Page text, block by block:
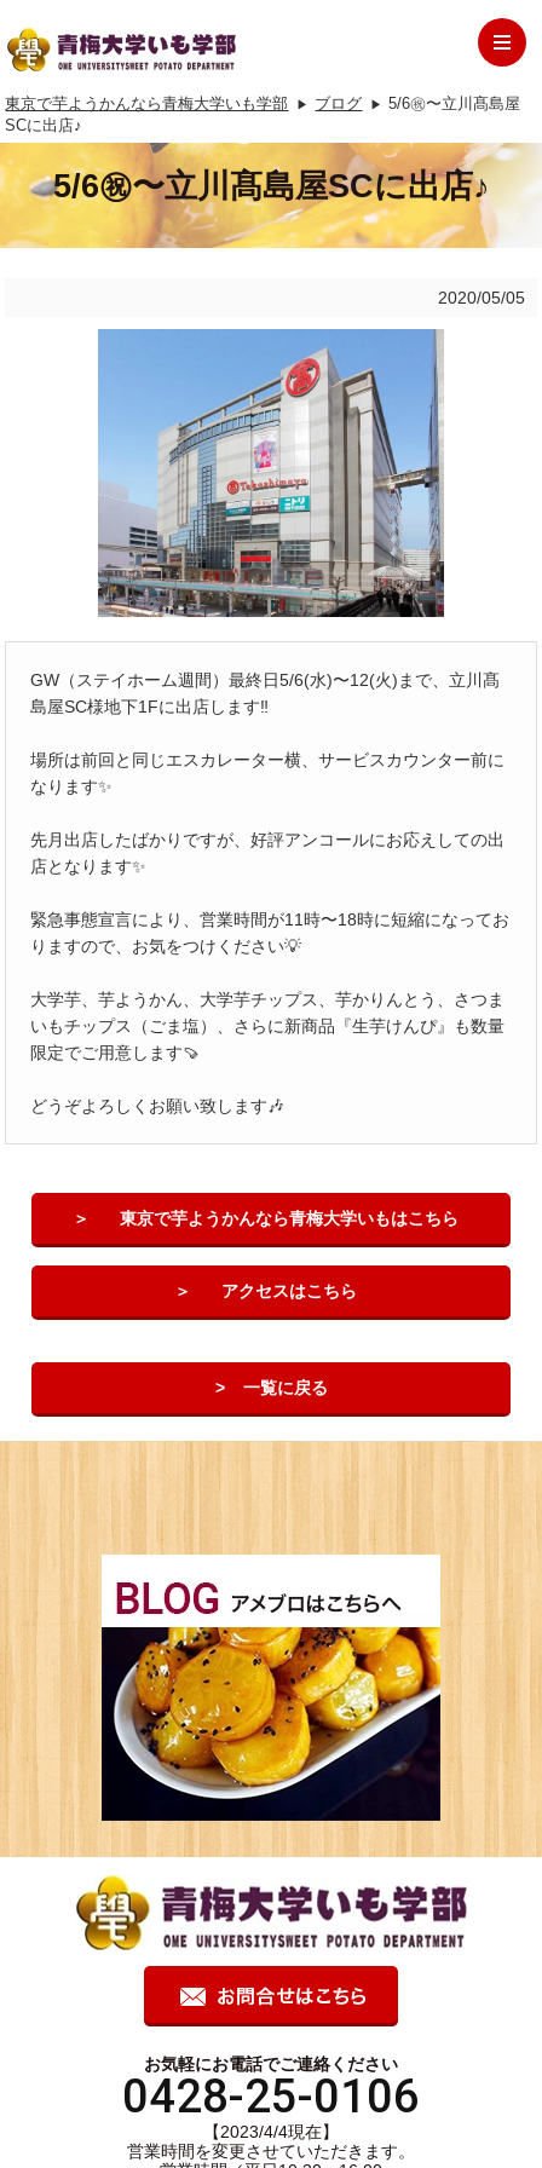
東京で芋ようかんなら青梅大学いも学部 ブログ
5/6㊗︎〜立川髙島屋
SCに出店♪
5/6㊗︎〜立川髙島屋SCに出店♪
2020/05/05
GW（ステイホーム週間）最終日5/6(水)〜12(火)まで、立川髙
島屋SC様地下1Fに出店します‼️
場所は前回と同じエスカレーター横、サービスカウンター前に
なります✨
先月出店したばかりですが、好評アンコールにお応えしての出
店となります✨
緊急事態宣言により、営業時間が11時〜18時に短縮になってお
りますので、お気をつけください💡
大学芋、芋ようかん、大学芋チップス、芋かりんとう、さつま
いもチップス（ごま塩）、さらに新商品『生芋けんぴ』も数量
限定でご用意します🍠
どうぞよろしくお願い致します🎶
東京で芋ようかんなら青梅大学いもはこちら
アクセスはこちら
一覧に戻る
お気軽にお電話でご連絡ください
0428-25-0106
【2023/4/4現在】
営業時間を変更させていただきます。